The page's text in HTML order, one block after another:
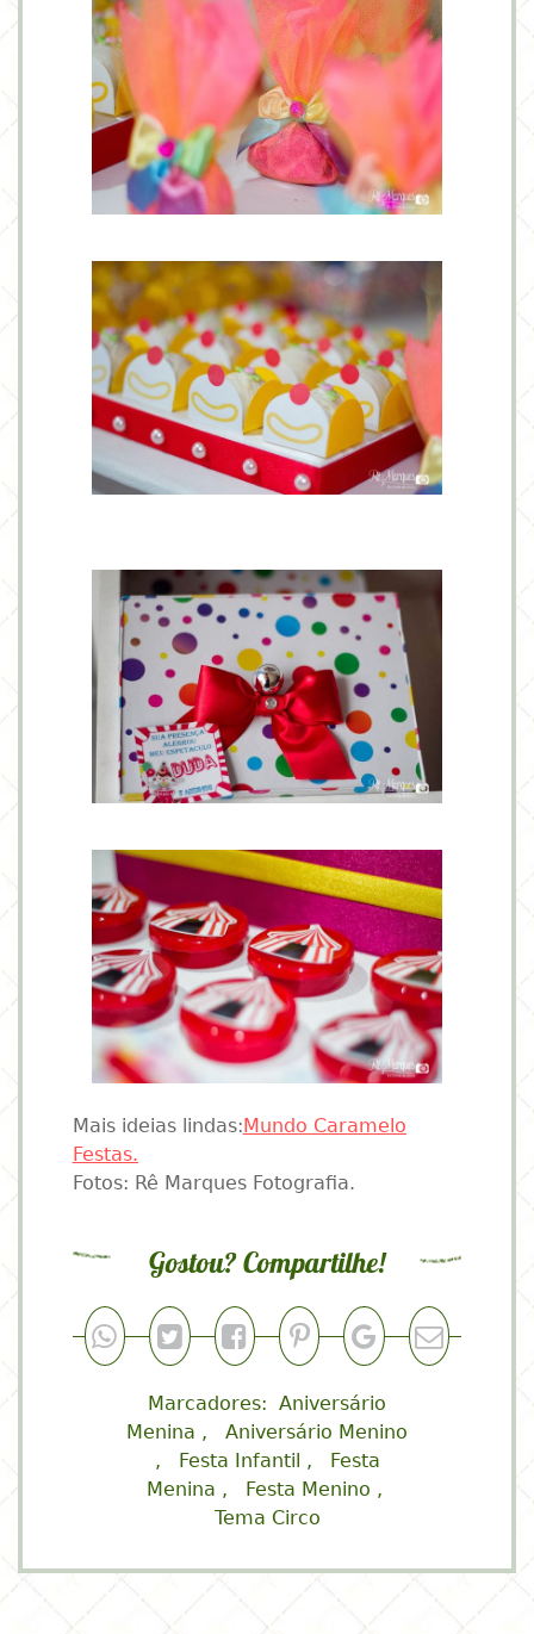
Mais ideias lindas:Mundo Caramelo
Festas.
Fotos: Rê Marques Fotografia.
Gostou? Compartilhe!
Marcadores: Aniversário
Menina
Aniversário Menino
Festa Infantil
Festa
Menina
Festa Menino
Tema Circo